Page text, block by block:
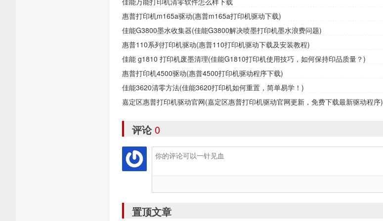
惠普打印机m165a驱动(惠普m165a打印机驱动下载)
佳能G3800墨水收集器(佳能G3800解决喷墨打印机墨水浪费问题)
惠普110系列打印机驱动(惠普110打印机驱动下载及安装教程)
佳能 g1810 打印机废墨清理(佳能G1810打印机使用技巧，如何保持印品质量？)
惠普打印机4500驱动(惠普4500打印机驱动程序下载)
佳能3620清零方法(佳能3620打印机如何重置，简单易学！)
嘉定区惠普打印机驱动官网(嘉定区惠普打印机驱动官网更新，免费下载最新驱动程序)
评论 0
置顶文章